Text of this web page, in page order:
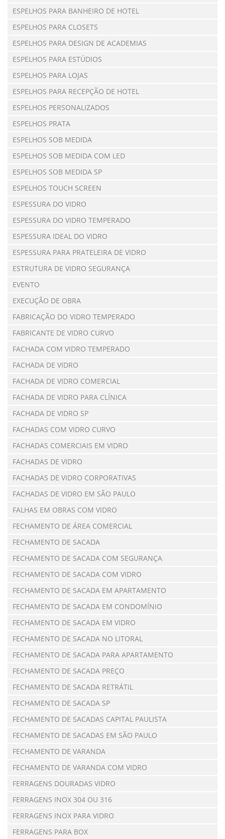
ESPELHOS PARA BANHEIRO DE HOTEL
ESPELHOS PARA CLOSETS
ESPELHOS PARA DESIGN DE ACADEMIAS
ESPELHOS PARA ESTÚDIOS
ESPELHOS PARA LOJAS
ESPELHOS PARA RECEPÇÃO DE HOTEL
ESPELHOS PERSONALIZADOS
ESPELHOS PRATA
ESPELHOS SOB MEDIDA
ESPELHOS SOB MEDIDA COM LED
ESPELHOS SOB MEDIDA SP
ESPELHOS TOUCH SCREEN
ESPESSURA DO VIDRO
ESPESSURA DO VIDRO TEMPERADO
ESPESSURA IDEAL DO VIDRO
ESPESSURA PARA PRATELEIRA DE VIDRO
ESTRUTURA DE VIDRO SEGURANÇA
EVENTO
EXECUÇÃO DE OBRA
FABRICAÇÃO DO VIDRO TEMPERADO
FABRICANTE DE VIDRO CURVO
FACHADA COM VIDRO TEMPERADO
FACHADA DE VIDRO
FACHADA DE VIDRO COMERCIAL
FACHADA DE VIDRO PARA CLÍNICA
FACHADA DE VIDRO SP
FACHADAS COM VIDRO CURVO
FACHADAS COMERCIAIS EM VIDRO
FACHADAS DE VIDRO
FACHADAS DE VIDRO CORPORATIVAS
FACHADAS DE VIDRO EM SÃO PAULO
FALHAS EM OBRAS COM VIDRO
FECHAMENTO DE ÁREA COMERCIAL
FECHAMENTO DE SACADA
FECHAMENTO DE SACADA COM SEGURANÇA
FECHAMENTO DE SACADA COM VIDRO
FECHAMENTO DE SACADA EM APARTAMENTO
FECHAMENTO DE SACADA EM CONDOMÍNIO
FECHAMENTO DE SACADA EM VIDRO
FECHAMENTO DE SACADA NO LITORAL
FECHAMENTO DE SACADA PARA APARTAMENTO
FECHAMENTO DE SACADA PREÇO
FECHAMENTO DE SACADA RETRÁTIL
FECHAMENTO DE SACADA SP
FECHAMENTO DE SACADAS CAPITAL PAULISTA
FECHAMENTO DE SACADAS EM SÃO PAULO
FECHAMENTO DE VARANDA
FECHAMENTO DE VARANDA COM VIDRO
FERRAGENS DOURADAS VIDRO
FERRAGENS INOX 304 OU 316
FERRAGENS INOX PARA VIDRO
FERRAGENS PARA BOX